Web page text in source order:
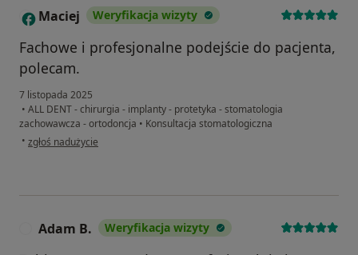
M Maciej Weryfikacja wizyty
Fachowe i profesjonalne podejście do pacjenta,
polecam.
7 listopada 2025
• ALL DENT - chirurgia - implanty - protetyka - stomatologia
zachowawcza - ortodoncja • Konsultacja stomatologiczna
• w opinii użytkownika Maciej
zgłoś nadużycie
Adam B. Weryfikacja wizyty